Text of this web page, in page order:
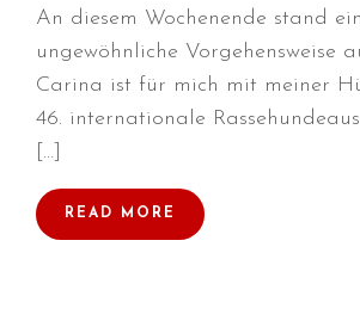
Juli 2024
Juni 2024
Mai 2024
April 2024
An diesem Wochenende stand
ungewöhnliche Vorgehensweise
Carina ist für mich mit meiner
46. internationale
[…]
READ MORE